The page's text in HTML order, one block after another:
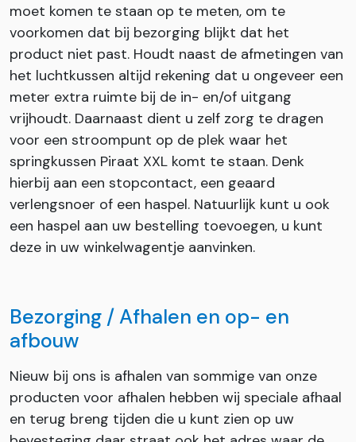
moet komen te staan op te meten, om te
voorkomen dat bij bezorging blijkt dat het
product niet past. Houdt naast de afmetingen van
het luchtkussen altijd rekening dat u ongeveer een
meter extra ruimte bij de in- en/of uitgang
vrijhoudt. Daarnaast dient u zelf zorg te dragen
voor een stroompunt op de plek waar het
springkussen Piraat XXL komt te staan. Denk
hierbij aan een stopcontact, een geaard
verlengsnoer of een haspel. Natuurlijk kunt u ook
een haspel aan uw bestelling toevoegen, u kunt
deze in uw winkelwagentje aanvinken.
Bezorging / Afhalen en op- en
afbouw
Nieuw bij ons is afhalen van sommige van onze
producten voor afhalen hebben wij speciale afhaal
en terug breng tijden die u kunt zien op uw